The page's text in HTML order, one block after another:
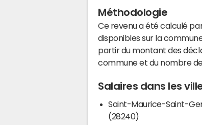
Méthodologie
Ce revenu a été calculé
disponibles sur la
partir du montant des
commune et du nombre
Salaires dans les
Saint-Maurice-Saint-
(28240)